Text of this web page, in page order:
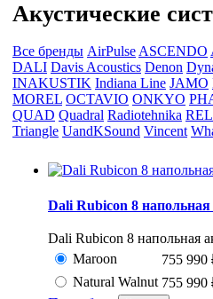
Акустические
Все бренды AirPulse ASCENDO
DALI Davis Acoustics Denon
INAKUSTIK Indiana Line JAMO
MOREL OCTAVIO ONKYO
QUAD Quadral Radiotehnika
Triangle UandKSound Vincent
Dali Rubicon 8 напольная
Dali Rubicon 8 напольная
Maroon
755 990
Natural Walnut 755 990